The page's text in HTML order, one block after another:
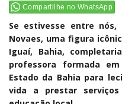
Compartilhe no WhatsApp
Se estivesse entre nós,
Novaes, uma figura
Iguaí, Bahia,
professora formada
Estado da Bahia para
vida a prestar